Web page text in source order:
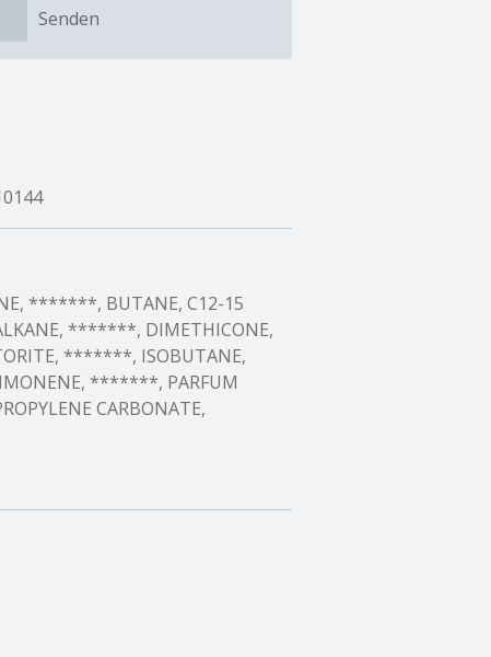
Senden
*******, BUTANE, C12-15
*******, DIMETHICONE,
*******, ISOBUTANE,
*******, PARFUM
CARBONATE,